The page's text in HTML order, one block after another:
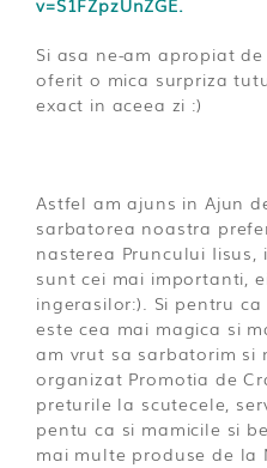
v=S1FZpzUnZGE.
Si asa ne-am apropiat
oferit o mica surpriza
exact in aceea zi :)
Astfel am ajuns in Ajun
sarbatorea noastra
nasterea Pruncului
sunt cei mai importanti,
ingerasilor:). Si pentru
este cea mai magica si
am vrut sa sarbatorim si
organizat Promotia de
preturile la scutecele,
pentu ca si mamicile si
mai multe produse de la